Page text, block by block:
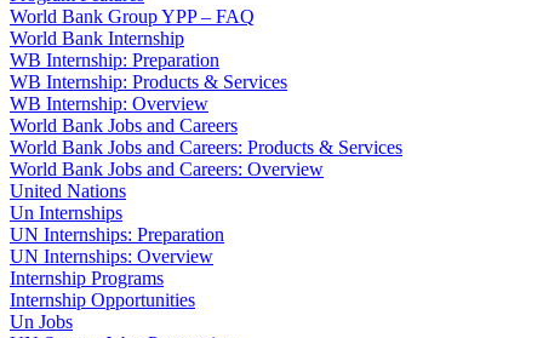
World Bank Group YPP – FAQ
World Bank Internship
WB Internship: Preparation
WB Internship: Products & Services
WB Internship: Overview
World Bank Jobs and Careers
World Bank Jobs and Careers: Products & Services
World Bank Jobs and Careers: Overview
United Nations
Un Internships
UN Internships: Preparation
UN Internships: Overview
Internship Programs
Internship Opportunities
Un Jobs